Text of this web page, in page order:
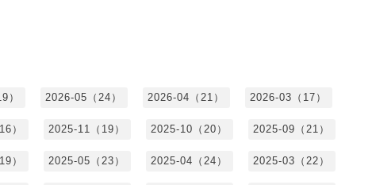
） 2026-05（24） 2026-04（21） 2026-03（17）
） 2025-11（19） 2025-10（20） 2025-09（21）
） 2025-05（23） 2025-04（24） 2025-03（22）